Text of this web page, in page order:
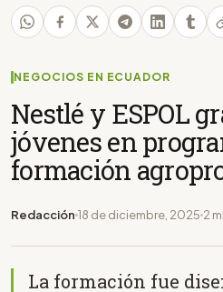
NEGOCIOS EN ECUADOR
Nestlé y ESPOL
jóvenes en
formación
Redacción 18 de diciembre, 2025 2
La formación fue